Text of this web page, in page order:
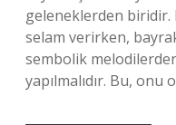
geleneklerden biridir.
selam verirken,
sembolik
yapılmalıdır. Bu,